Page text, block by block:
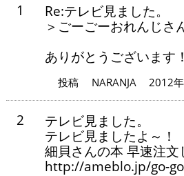
1
Re:テレビ見ました。
＞ごーごーおれんじさ
ありがとうございます
投稿 NARANJA 2012
2
テレビ見ました。
テレビ見ましたよ～！
細貝さんの本 早速注文
http://ameblo.jp/go-